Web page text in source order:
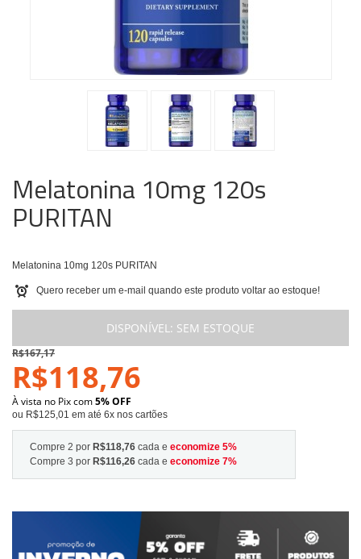
Melatonina 10mg 120s
PURITAN
Melatonina 10mg 120s PURITAN
Quero receber um e-mail quando este produto voltar ao estoque!
DISPONÍVEL: SEM ESTOQUE
R$167,17
R$118,76
À vista no Pix com5% OFF
ou R$125,01 em até 6x nos cartões
Compre 2 por R$118,76 cada e economize 5%
Compre 3 por R$116,26 cada e economize 7%